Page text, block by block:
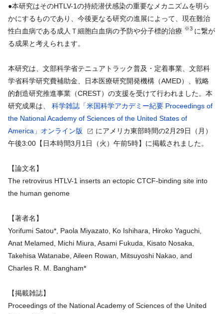
●本研究はそのHTLV-1の持続潜伏感染の重要なメカニズムを明ら
かにするものであり、今後更なる研究の進展によって、現在難治
性白血病である成人Ｔ細胞白血病の予防や分子標的治療 ※3 に繋が
る成果と考えられます。
本研究は、文部科学省テニュアトラック普及・定着事業、文部科
学省科学研究費補助金、日本医療研究開発機構（AMED）、戦略
的創造研究推進事業（CREST）の支援を受けて行われました。本
研究成果は、 科学雑誌「米国科学アカデミー紀要 Proceedings of
the National Academy of Sciences of the United States of
America」オンライン版
にアメリカ東部時間の2月29日（月）
午後3:00【日本時間3月1日（火）午前5時】に掲載されました。
【論文名】
The retrovirus HTLV-1 inserts an ectopic CTCF-binding site into
the human genome
【著者名】
Yorifumi Satou*, Paola Miyazato, Ko Ishihara, Hiroko Yaguchi,
Anat Melamed, Michi Miura, Asami Fukuda, Kisato Nosaka,
Takehisa Watanabe, Aileen Rowan, Mitsuyoshi Nakao, and
Charles R. M. Bangham*
【掲載雑誌】
Proceedings of the National Academy of Sciences of the United